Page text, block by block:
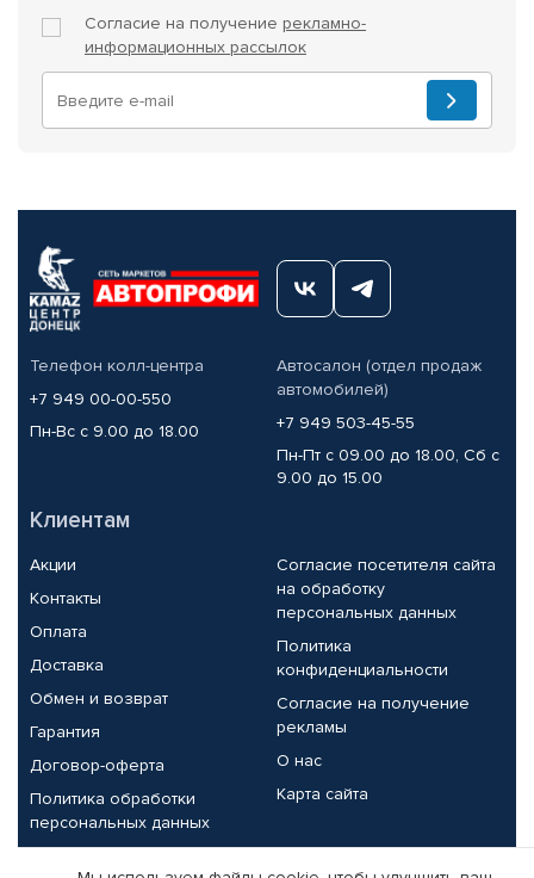
Согласие на получение рекламно-
информационных рассылок
Телефон колл-центра
+7 949 00-00-550
Пн-Вс с 9.00 до 18.00
Автосалон (отдел продаж
автомобилей)
+7 949 503-45-55
Пн-Пт с 09.00 до 18.00, Сб с
9.00 до 15.00
Клиентам
Акции
Контакты
Оплата
Доставка
Обмен и возврат
Гарантия
Договор-оферта
Политика обработки
персональных данных
Согласие посетителя сайта
на обработку
персональных данных
Политика
конфиденциальности
Согласие на получение
рекламы
О нас
Карта сайта